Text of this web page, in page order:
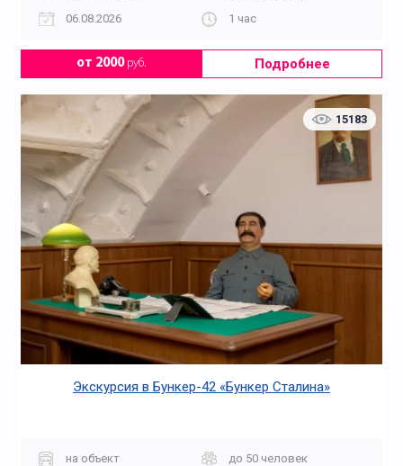
06.08.2026
1 час
от 2000руб. Подробнее
15183
Экскурсия в Бункер-42 «Бункер Сталина»
на объект
до 50 человек